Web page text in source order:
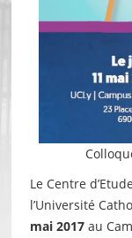
Le Centre
l’Université
mai 2017au